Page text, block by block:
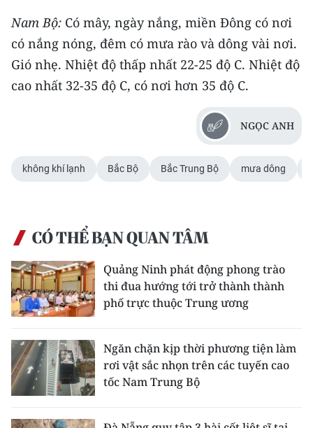
Nam Bộ: Có mây, ngày nắng, miền Đông có nơi
có nắng nóng, đêm có mưa rào và dông vài nơi.
Gió nhẹ. Nhiệt độ thấp nhất 22-25 độ C. Nhiệt độ
cao nhất 32-35 độ C, có nơi hơn 35 độ C.
NGỌC ANH
không khí lạnh Bắc Bộ Bắc Trung Bộ mưa dông
CÓ THỂ BẠN QUAN TÂM
Quảng Ninh phát động phong trào
thi đua hướng tới trở thành thành
phố trực thuộc Trung ương
Ngăn chặn kịp thời phương tiện làm
rơi vật sắc nhọn trên các tuyến cao
tốc Nam Trung Bộ